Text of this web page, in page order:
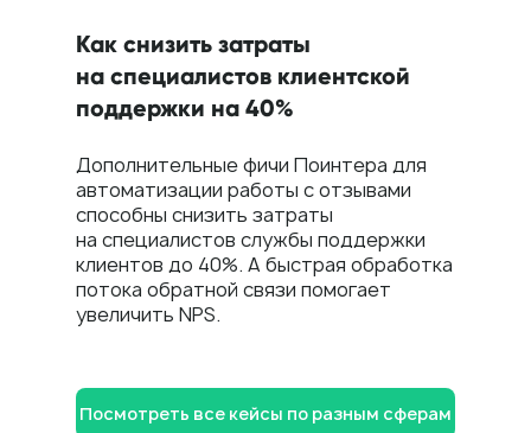
Как снизить затраты
на специалистов клиентской
поддержки на 40%
Дополнительные фичи Поинтера для
автоматизации работы с отзывами
способны снизить затраты
на специалистов службы поддержки
клиентов до 40%. А быстрая обработка
потока обратной связи помогает
увеличить NPS.
Посмотреть все кейсы по разным сферам
Телефон*
+7
+7 495 995-58-24
sales@pntr.io